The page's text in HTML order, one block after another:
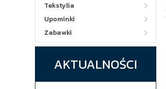
Tekstylia
Upominki
Zabawki
AKTUALNOŚCI